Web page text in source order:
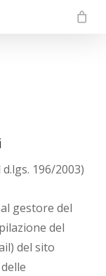
196/2003)
gestore del
del
del sito